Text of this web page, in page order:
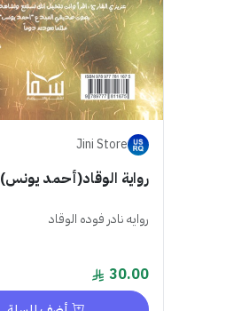
Jini Store
رواية الوقاد(أحمد يونس)
روايه نادر فوده الوقاد
30.00